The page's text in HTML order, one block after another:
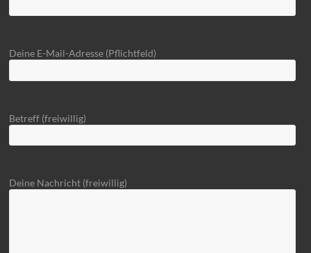
Deine E-Mail-Adresse (Pflichtfeld)
Betreff (freiwillig)
Deine Nachricht (freiwillig)